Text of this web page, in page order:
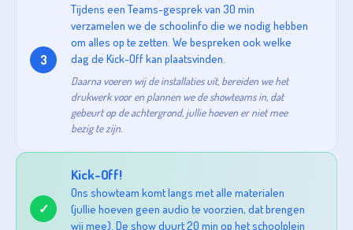
3
Tijdens een Teams-gesprek van 30 min
verzamelen we de schoolinfo die we nodig hebben
om alles op te zetten. We bespreken ook welke
dag de Kick-Off kan plaatsvinden.
Daarna voeren wij de installaties uit, bereiden we het
drukwerk voor en plannen we de showteams in, dat
gebeurt op de achtergrond, jullie hoeven er niet mee
bezig te zijn.
✓
Kick-Off!
Ons showteam komt langs met alle materialen
(jullie hoeven geen audio te voorzien, dat brengen
wij mee). De show duurt 20 min op het schoolplein